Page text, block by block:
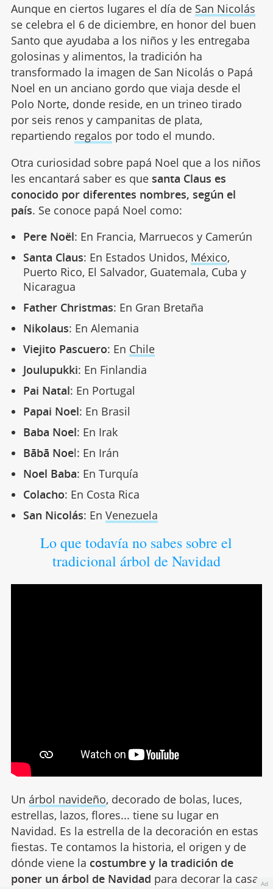
Aunque en ciertos lugares el día de San Nicolás
se celebra el 6 de diciembre, en honor del buen
Santo que ayudaba a los niños y les entregaba
golosinas y alimentos, la tradición ha
transformado la imagen de San Nicolás o Papá
Noel en un anciano gordo que viaja desde el
Polo Norte, donde reside, en un trineo tirado
por seis renos y campanitas de plata,
repartiendo regalos por todo el mundo.
Otra curiosidad sobre papá Noel que a los niños
les encantará saber es que santa Claus es
conocido por diferentes nombres, según el
país. Se conoce papá Noel como:
Pere Noël: En Francia, Marruecos y Camerún
Santa Claus: En Estados Unidos, México,
Puerto Rico, El Salvador, Guatemala, Cuba y
Nicaragua
Father Christmas: En Gran Bretaña
Nikolaus: En Alemania
Viejito Pascuero: En Chile
Joulupukki: En Finlandia
Pai Natal: En Portugal
Papai Noel: En Brasil
Baba Noel: En Irak
Bābā Noel: En Irán
Noel Baba: En Turquía
Colacho: En Costa Rica
San Nicolás: En Venezuela
Lo que todavía no sabes sobre el
tradicional árbol de Navidad
Un árbol navideño, decorado de bolas, luces,
estrellas, lazos, flores... tiene su lugar en
Navidad. Es la estrella de la decoración en estas
fiestas. Te contamos la historia, el origen y de
dónde viene la costumbre y la tradición de
poner un árbol de Navidad para decorar la casa. Ad